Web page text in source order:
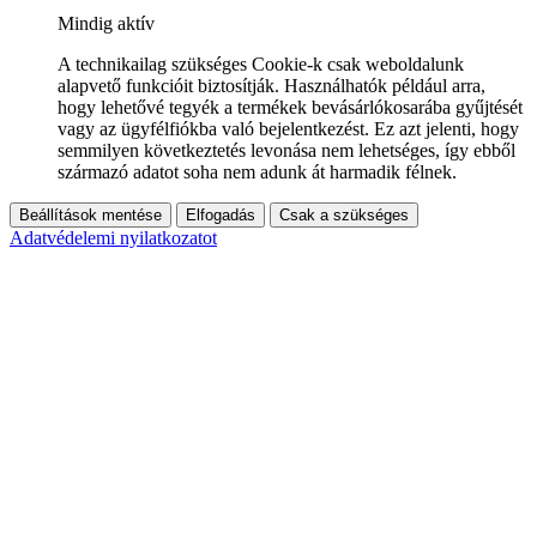
Mindig aktív
A technikailag szükséges Cookie-k csak weboldalunk
alapvető funkcióit biztosítják. Használhatók például arra,
hogy lehetővé tegyék a termékek bevásárlókosarába gyűjtését
vagy az ügyfélfiókba való bejelentkezést. Ez azt jelenti, hogy
semmilyen következtetés levonása nem lehetséges, így ebből
származó adatot soha nem adunk át harmadik félnek.
Beállítások mentése Elfogadás Csak a szükséges
Adatvédelemi nyilatkozatot